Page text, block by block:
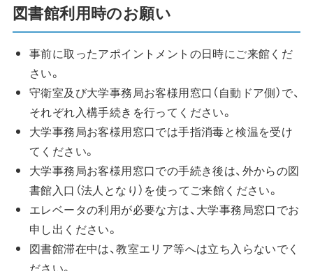
図書館利用時のお願い
事前に取ったアポイントメントの日時にご来館くだ
さい。
守衛室及び大学事務局お客様用窓口（自動ドア側）で、
それぞれ入構手続きを行ってください。
大学事務局お客様用窓口では手指消毒と検温を受け
てください。
大学事務局お客様用窓口での手続き後は、外からの図
書館入口（法人となり）を使ってご来館ください。
エレベータの利用が必要な方は、大学事務局窓口でお
申し出ください。
図書館滞在中は、教室エリア等へは立ち入らないでく
ださい。